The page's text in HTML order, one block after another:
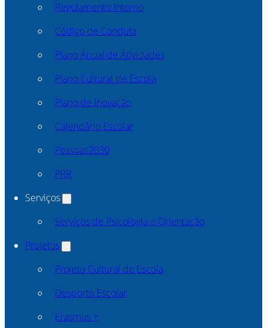
Regulamento Interno
Código de Conduta
Plano Anual de Atividades
Plano Cultural de Escola
Plano de Inovação
Calendário Escolar
Pessoas2030
PRR
Serviços
Serviços de Psicologia e Orientação
Projetos
Projeto Cultural de Escola
Desporto Escolar
Erasmus +